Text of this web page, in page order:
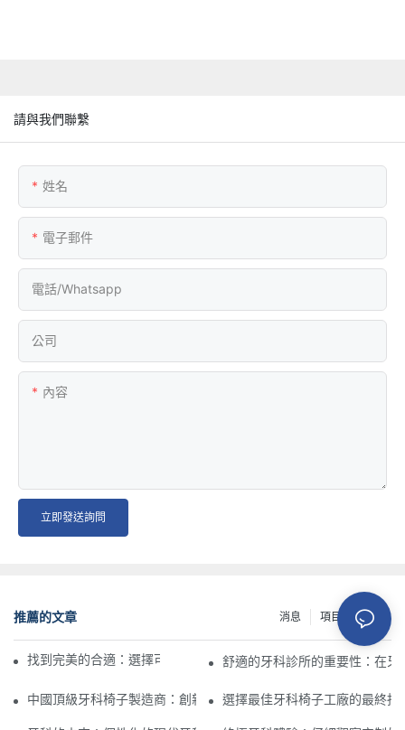
請與我們聯繫
姓名
電子郵件
電話/whatsapp
公司
內容
立即發送詢問
推薦的文章 資源
項目
消息
找到完美的合適：選擇可調節的醫療凳的最終指南舒適的牙科診所的重要性：在
中國頂級牙科椅子製造商：創新和質量選擇最佳牙科椅子工廠的最終指